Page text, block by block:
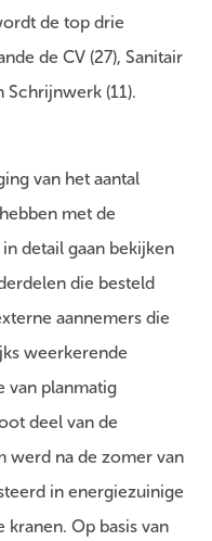
de top drie
de CV (27), Sanitair
Schrijnwerk (11).
van het aantal
met de
detail gaan bekijken
die besteld
aannemers die
weerkerende
van planmatig
deel van de
werd na de zomer van
in energiezuinige
Op basis van